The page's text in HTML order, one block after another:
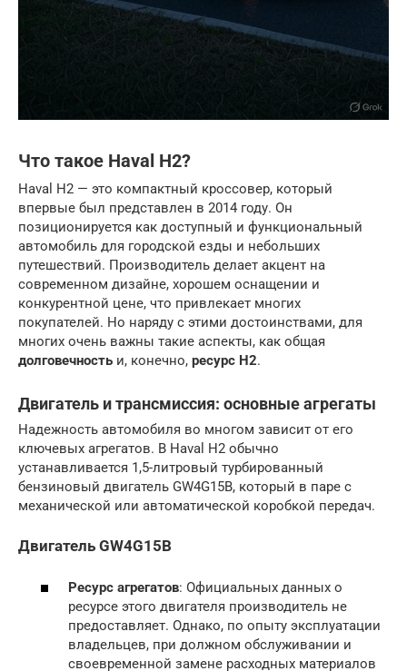
Что такое Haval H2?
Haval H2 — это компактный кроссовер, который
впервые был представлен в 2014 году. Он
позиционируется как доступный и функциональный
автомобиль для городской езды и небольших
путешествий. Производитель делает акцент на
современном дизайне, хорошем оснащении и
конкурентной цене, что привлекает многих
покупателей. Но наряду с этими достоинствами, для
многих очень важны такие аспекты, как общая
долговечность и, конечно, ресурс H2.
Двигатель и трансмиссия: основные агрегаты
Надежность автомобиля во многом зависит от его
ключевых агрегатов. В Haval H2 обычно
устанавливается 1,5-литровый турбированный
бензиновый двигатель GW4G15B, который в паре с
механической или автоматической коробкой передач.
Двигатель GW4G15B
Ресурс агрегатов: Официальных данных о
ресурсе этого двигателя производитель не
предоставляет. Однако, по опыту эксплуатации
владельцев, при должном обслуживании и
своевременной замене расходных материалов